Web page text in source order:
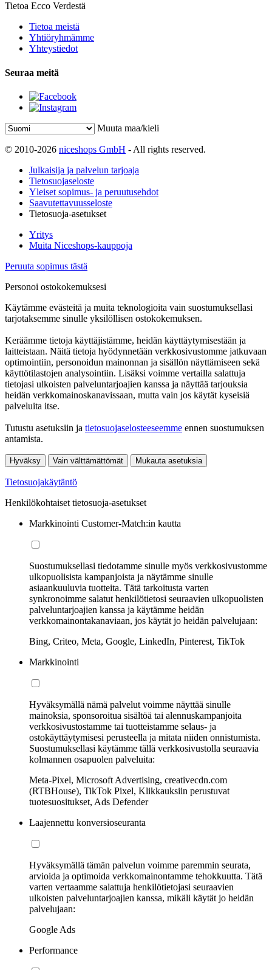
Tietoa Ecco Verdestä
Tietoa meistä
Yhtiöryhmämme
Yhteystiedot
Seuraa meitä
Muuta maa/kieli
© 2010-2026 niceshops GmbH - All rights reserved.
Julkaisija ja palvelun tarjoaja
Tietosuojaseloste
Yleiset sopimus- ja peruutusehdot
Saavutettavuusseloste
Tietosuoja-asetukset
Yritys
Muita Niceshops-kauppoja
Peruuta sopimus tästä
Personoi ostokokemuksesi
Käytämme evästeitä ja muita teknologioita vain suostumuksellasi
tarjotaksemme sinulle yksilöllisen ostokokemuksen.
Keräämme tietoja käyttäjistämme, heidän käyttäytymisestään ja
laitteistaan. Näitä tietoja hyödynnetään verkkosivustomme jatkuvaan
optimointiin, personoidun mainonnan ja sisällön näyttämiseen sekä
käyttötilastojen analysointiin. Lisäksi voimme vertailla salattuja
tietojasi ulkoisten palveluntarjoajien kanssa ja näyttää tarjouksia
heidän verkkomainoskanavissaan, mutta vain jos käytät kyseisiä
palveluita itse.
Tutustu asetuksiin ja tietosuojaselosteeseemme ennen suostumuksen
antamista.
Hyväksy Vain välttämättömät Mukauta asetuksia
Tietosuojakäytäntö
Henkilökohtaiset tietosuoja-asetukset
Markkinointi Customer-Match:in kautta
Suostumuksellasi tiedotamme sinulle myös verkkosivustomme
ulkopuolisista kampanjoista ja näytämme sinulle
asiaankuuluvia tuotteita. Tätä tarkoitusta varten
synkronoimme salatut henkilötietosi seuraavien ulkopuolisten
palveluntarjoajien kanssa ja käytämme heidän
verkkomainontakanaviaan, jos käytät jo heidän palvelujaan:
Bing, Criteo, Meta, Google, LinkedIn, Pinterest, TikTok
Markkinointi
Hyväksymällä nämä palvelut voimme näyttää sinulle
mainoksia, sponsoroitua sisältöä tai alennuskampanjoita
verkkosivustostamme tai tuotteistamme selaus- ja
ostokäyttäytymisesi perusteella ja mitata niiden onnistumista.
Suostumuksellasi käytämme tällä verkkosivustolla seuraavia
kolmannen osapuolen palveluita:
Meta-Pixel, Microsoft Advertising, creativecdn.com
(RTBHouse), TikTok Pixel, Klikkauksiin perustuvat
tuotesuositukset, Ads Defender
Laajennettu konversioseuranta
Hyväksymällä tämän palvelun voimme paremmin seurata,
arvioida ja optimoida verkkomainontamme tehokkuutta. Tätä
varten vertaamme salattuja henkilötietojasi seuraavien
ulkoisten palveluntarjoajien kanssa, mikäli käytät jo heidän
palvelujaan:
Google Ads
Performance